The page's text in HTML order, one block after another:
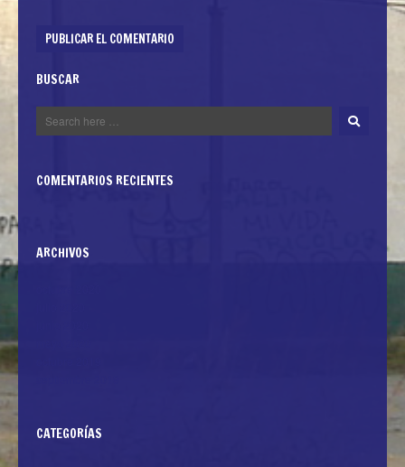
BUSCAR
COMENTARIOS RECIENTES
ARCHIVOS
CATEGORÍAS